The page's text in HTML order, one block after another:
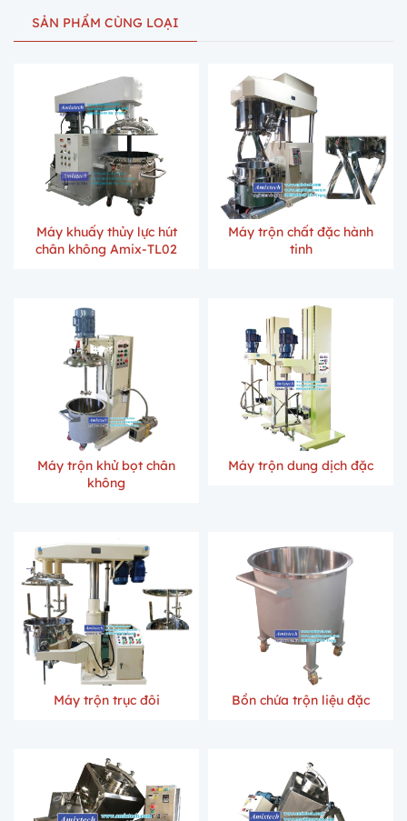
SẢN PHẨM CÙNG LOẠI
Máy khuấy thủy lực hút
chân không Amix-TL02
Máy trộn chất đặc hành
tinh
Máy trộn khử bọt chân
không
Máy trộn dung dịch đặc
Máy trộn trục đôi Bồn chứa trộn liệu đặc